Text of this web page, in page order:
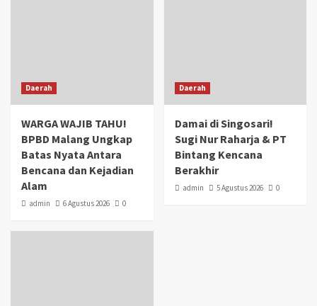
Daerah
WARGA WAJIB TAHU!
BPBD Malang Ungkap
Batas Nyata Antara
Bencana dan Kejadian
Alam
admin 6 Agustus 2026 0
Daerah
Damai di Singosari!
Sugi Nur Raharja & PT
Bintang Kencana
Berakhir
admin 5 Agustus 2026 0